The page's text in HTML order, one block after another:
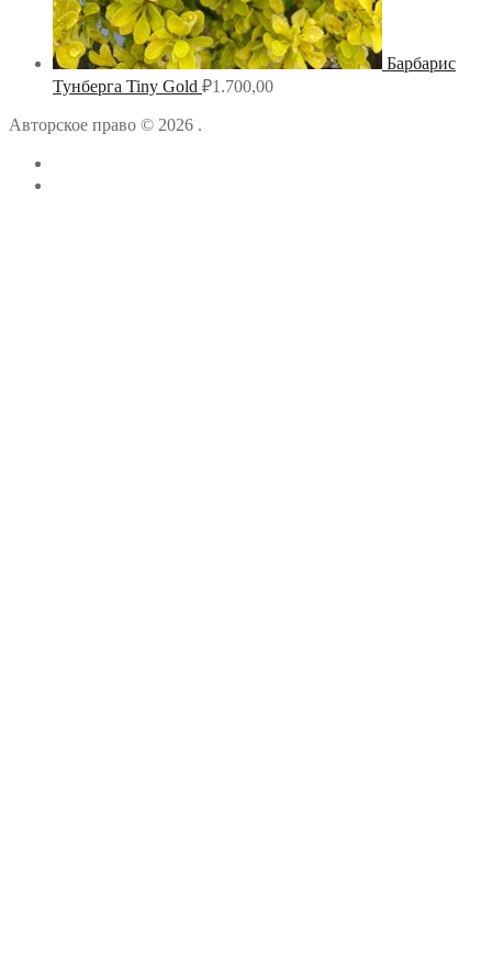
Барбарис
Тунберга Tiny Gold ₽1.700,00
Авторское право © 2026 .